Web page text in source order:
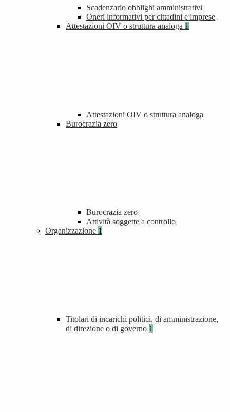
Scadenzario obblighi amministrativi
Oneri informativi per cittadini e imprese
Attestazioni OIV o struttura analoga 1
Attestazioni OIV o struttura analoga
Burocrazia zero
Burocrazia zero
Attività soggette a controllo
Organizzazione 1
Titolari di incarichi politici, di amministrazione,
di direzione o di governo 1